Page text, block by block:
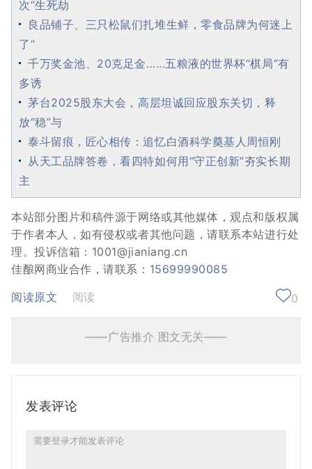
次“生死劫
良品铺子、三只松鼠们扎堆生鲜，零食品牌为何迷上
了“
千万奖金池、20克足金……五粮液的世界杯“棋局”有
多诱
茅台2025股东大会，高层坦诚回应股东关切，释
放“稳”与
泰斗留痕，匠心相传：追忆白酒科学奠基人周恒刚
从天工品牌答卷，看四特如何用“守正创新”夯实长期
主
本站部分图片和稿件源于网络或其他媒体，观点和版权属
于作者本人，如有侵权或者其他问题，请联系本站进行处
理。投诉信箱：1001@jianiang.cn
佳酿网商业合作，请联系： 15699990085
阅读原文
阅读 0
——广告推介 图文无关——
发表评论